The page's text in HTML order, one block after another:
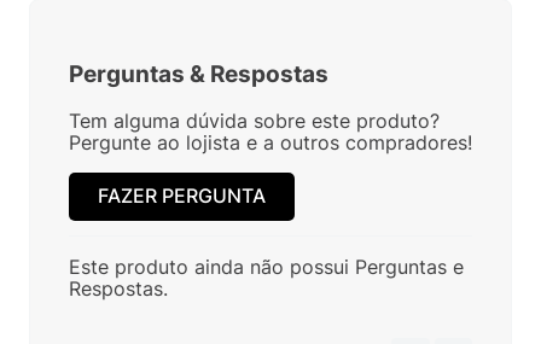
Perguntas & Respostas
Tem alguma dúvida sobre este produto?
Pergunte ao lojista e a outros compradores!
FAZER PERGUNTA
Este produto ainda não possui Perguntas e
Respostas.